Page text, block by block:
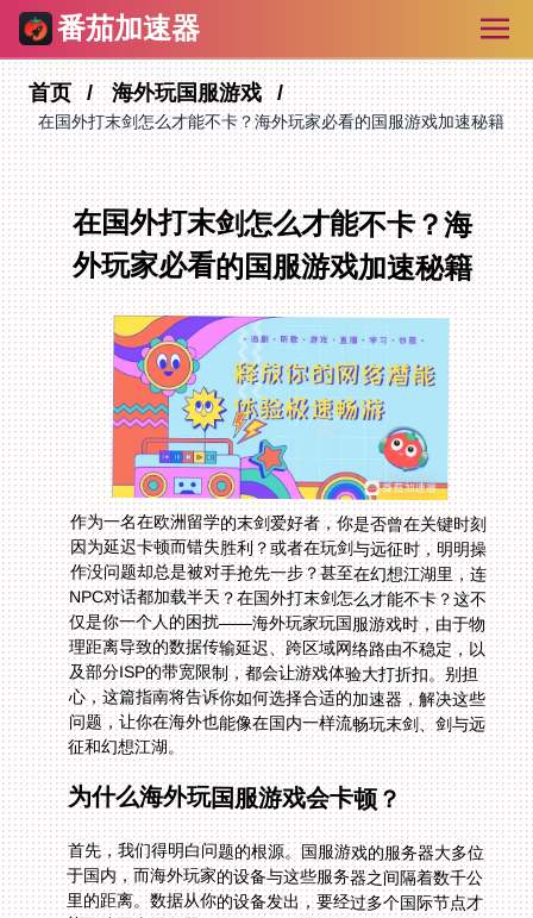
番茄加速器
首页 海外玩国服游戏
在国外打末剑怎么才能不卡？海外玩家必看的国服游戏加速秘籍
在国外打末剑怎么才能不卡？海
外玩家必看的国服游戏加速秘籍
作为一名在欧洲留学的末剑爱好者，你是否曾在关键时刻
因为延迟卡顿而错失胜利？或者在玩剑与远征时，明明操
作没问题却总是被对手抢先一步？甚至在幻想江湖里，连
NPC对话都加载半天？在国外打末剑怎么才能不卡？这不
仅是你一个人的困扰——海外玩家玩国服游戏时，由于物
理距离导致的数据传输延迟、跨区域网络路由不稳定，以
及部分ISP的带宽限制，都会让游戏体验大打折扣。别担
心，这篇指南将告诉你如何选择合适的加速器，解决这些
问题，让你在海外也能像在国内一样流畅玩末剑、剑与远
征和幻想江湖。
为什么海外玩国服游戏会卡顿？
首先，我们得明白问题的根源。国服游戏的服务器大多位
于国内，而海外玩家的设备与这些服务器之间隔着数千公
里的距离。数据从你的设备发出，要经过多个国际节点才
能到达国内服务器，再返回——这个过程中，任何一个节
点的拥堵或故障都会导致延迟升高、丢包，甚至断线。比
如在欧洲玩剑与远征，从巴黎到国内服务器的路由可能会
绕远路，导致延迟超过200ms，让你在竞技场里根本反应
不过来。而幻想江湖这类需要实时交互的游戏，哪怕